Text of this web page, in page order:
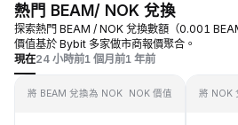
熱門 BEAM/ NOK 兌換
探索熱門 BEAM / NOK 兌換數額（0.001
價值基於 Bybit 多家做市商報價聚合。
現在24 小時前1 個月前1 年前
將 BEAM 兌換為 NOK NOK 價值 將 NOK